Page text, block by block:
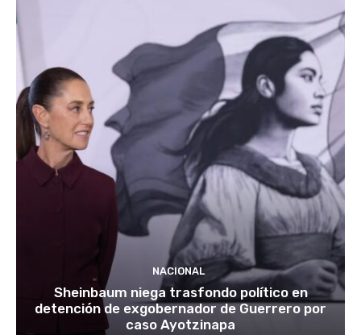
NACIONAL
Sheinbaum niega trasfondo político en
detención de exgobernador de Guerrero por
caso Ayotzinapa